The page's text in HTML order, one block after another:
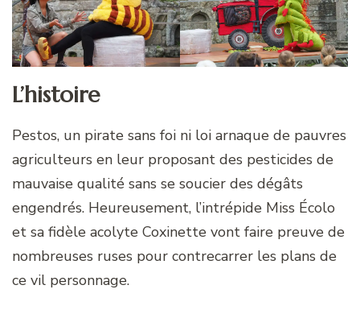
L’histoire
Pestos, un pirate sans foi ni loi arnaque de pauvres
agriculteurs en leur proposant des pesticides de
mauvaise qualité sans se soucier des dégâts
engendrés. Heureusement, l’intrépide Miss Écolo
et sa fidèle acolyte Coxinette vont faire preuve de
nombreuses ruses pour contrecarrer les plans de
ce vil personnage.